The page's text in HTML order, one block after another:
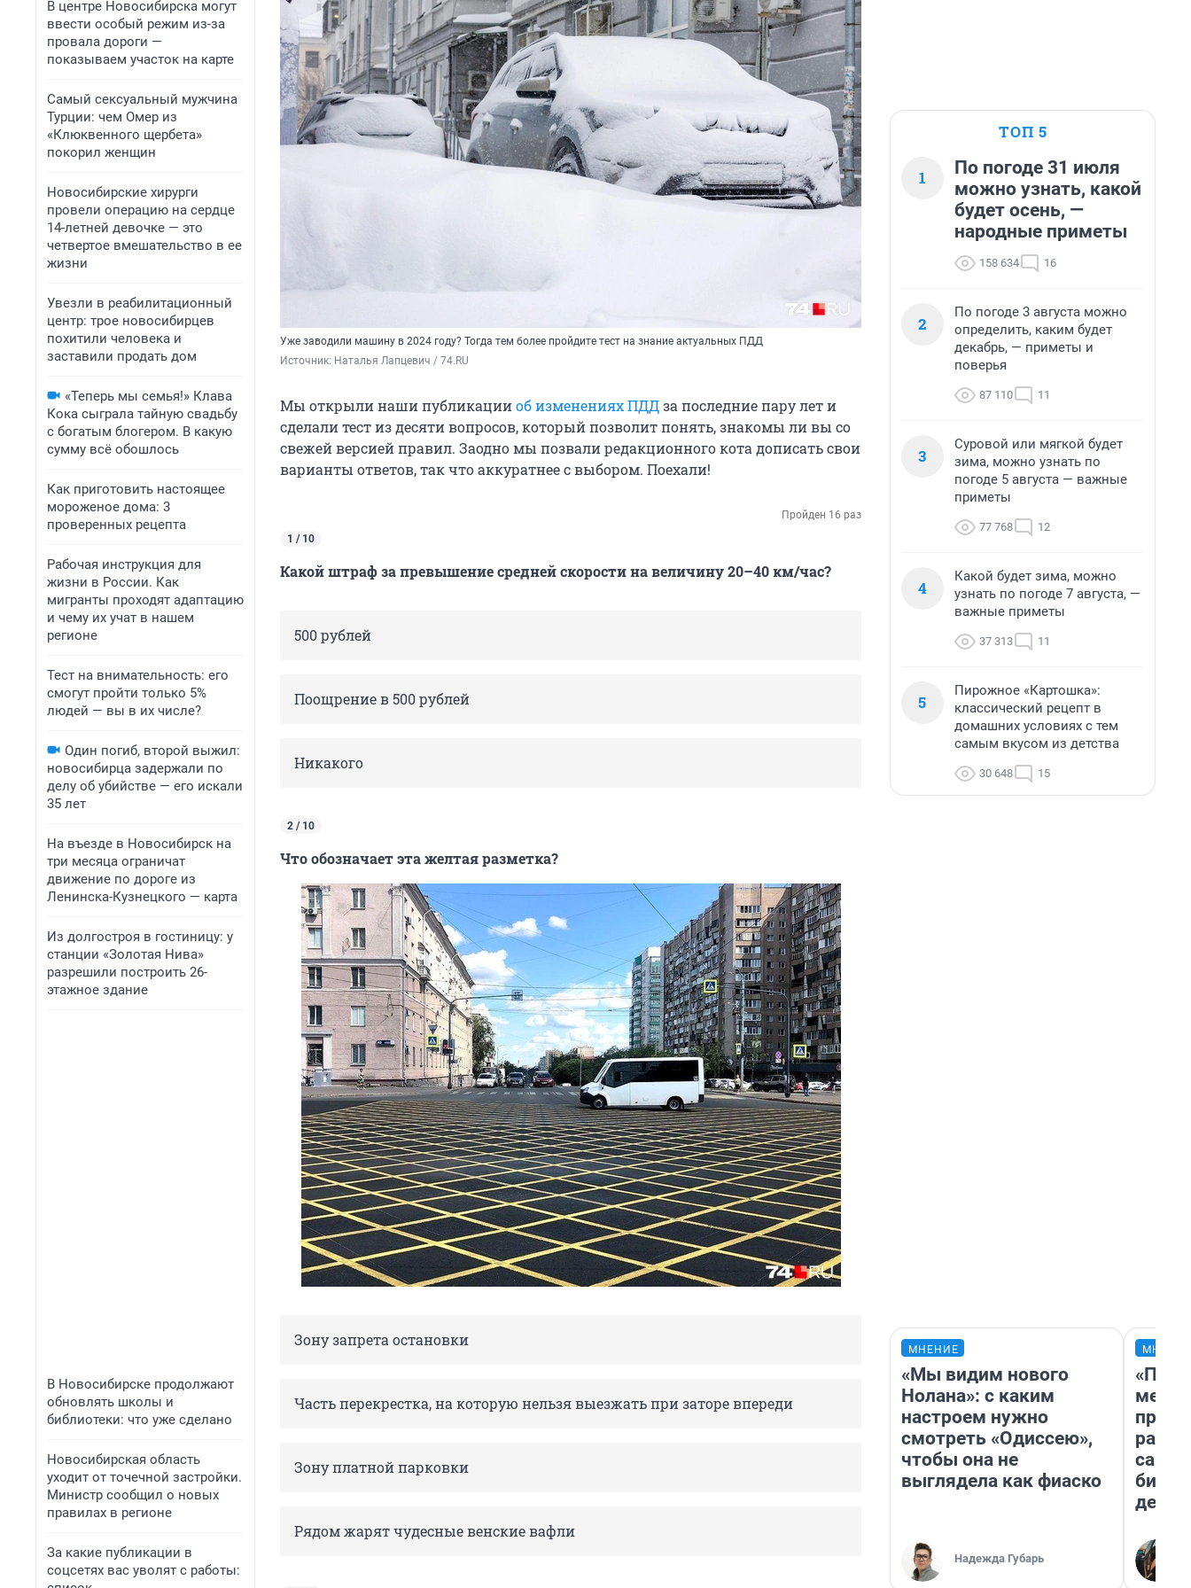
В центре Новосибирска могут
ввести особый режим из-за
провала дороги —
показываем участок на карте
Самый сексуальный мужчина
Турции: чем Омер из
«Клюквенного щербета»
покорил женщин
Новосибирские хирурги
провели операцию на сердце
14-летней девочке — это
четвертое вмешательство в ее
жизни
Увезли в реабилитационный
центр: трое новосибирцев
похитили человека и
заставили продать дом
«Теперь мы семья!» Клава
Кока сыграла тайную свадьбу
с богатым блогером. В какую
сумму всё обошлось
Как приготовить настоящее
мороженое дома: 3
проверенных рецепта
Рабочая инструкция для
жизни в России. Как
мигранты проходят адаптацию
и чему их учат в нашем
регионе
Тест на внимательность: его
смогут пройти только 5%
людей — вы в их числе?
Один погиб, второй выжил:
новосибирца задержали по
делу об убийстве — его искали
35 лет
На въезде в Новосибирск на
три месяца ограничат
движение по дороге из
Ленинска-Кузнецкого — карта
Из долгостроя в гостиницу: у
станции «Золотая Нива»
разрешили построить 26-
этажное здание
В Новосибирске продолжают
обновлять школы и
библиотеки: что уже сделано
Новосибирская область
уходит от точечной застройки.
Министр сообщил о новых
правилах в регионе
За какие публикации в
соцсетях вас уволят с работы:
Уже заводили машину в 2024 году? Тогда тем более пройдите тест на знание актуальных ПДД
Источник: Наталья Лапцевич / 74.RU
Мы открыли наши публикацииоб изменениях ПДДза последние пару лет и
сделали тест из десяти вопросов, который позволит понять, знакомы ли вы со
свежей версией правил. Заодно мы позвали редакционного кота дописать свои
варианты ответов, так что аккуратнее с выбором. Поехали!
Пройден 16 раз
1 / 10
Какой штраф за превышение средней скорости на величину 20–40 км/час?
500 рублей
Поощрение в 500 рублей
Никакого
2 / 10
Что обозначает эта желтая разметка?
Зону запрета остановки
Часть перекрестка, на которую нельзя выезжать при заторе впереди
Зону платной парковки
Рядом жарят чудесные венские вафли
ТОП 5
1
По погоде 31 июля
можно узнать, какой
будет осень, —
народные приметы
158 634 16
2
По погоде 3 августа можно
определить, каким будет
декабрь, — приметы и
поверья
87 110 11
3
Суровой или мягкой будет
зима, можно узнать по
погоде 5 августа — важные
приметы
77 768 12
4
Какой будет зима, можно
узнать по погоде 7 августа, —
важные приметы
37 313 11
5
Пирожное «Картошка»:
классический рецепт в
домашних условиях с тем
самым вкусом из детства
30 648 15
МНЕНИЕ
«Мы видим нового
Нолана»: с каким
настроем нужно
смотреть «Одиссею»,
чтобы она не
выглядела как фиаско
Надежда Губарь